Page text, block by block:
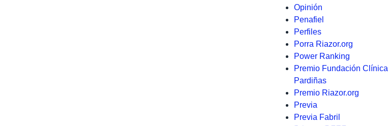
Opinión
Penafiel
Perfiles
Porra Riazor.org
Power Ranking
Premio Fundación Clínica
Pardiñas
Premio Riazor.org
Previa
Previa Fabril